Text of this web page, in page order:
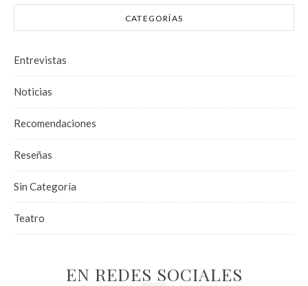
CATEGORÍAS
Entrevistas
Noticias
Recomendaciones
Reseñas
Sin Categoría
Teatro
EN REDES SOCIALES